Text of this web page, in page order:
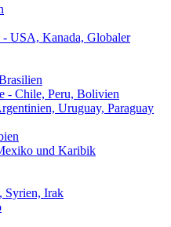
USA, Kanada, Globaler
- Chile, Peru, Bolivien
Uruguay, Paraguay
und Karibik
Syrien, Irak